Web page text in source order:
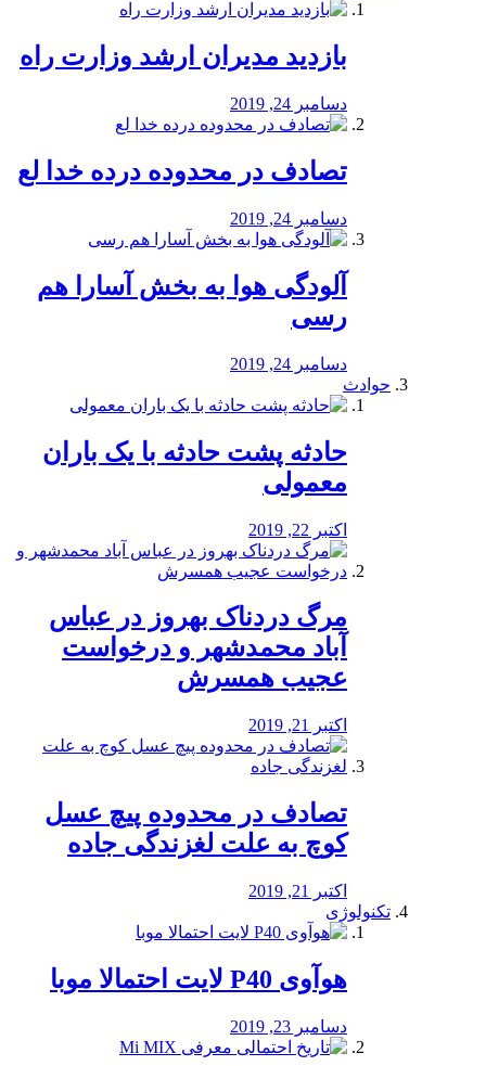
بازدید مدیران ارشد وزارت راه
دسامبر 24, 2019
تصادف در محدوده درده خدا لع
دسامبر 24, 2019
آلودگی هوا به بخش آسارا هم
رسی
دسامبر 24, 2019
حوادث
️حادثه پشت حادثه با یک باران
معمولی
اکتبر 22, 2019
مرگ دردناک بهروز در عباس
آباد محمدشهر و درخواست
عجیب همسرش
اکتبر 21, 2019
تصادف در محدوده پیچ عسل
کوچ به علت لغزندگی جاده
اکتبر 21, 2019
تکنولوژی
هوآوی P40 لایت احتمالا موبا
دسامبر 23, 2019